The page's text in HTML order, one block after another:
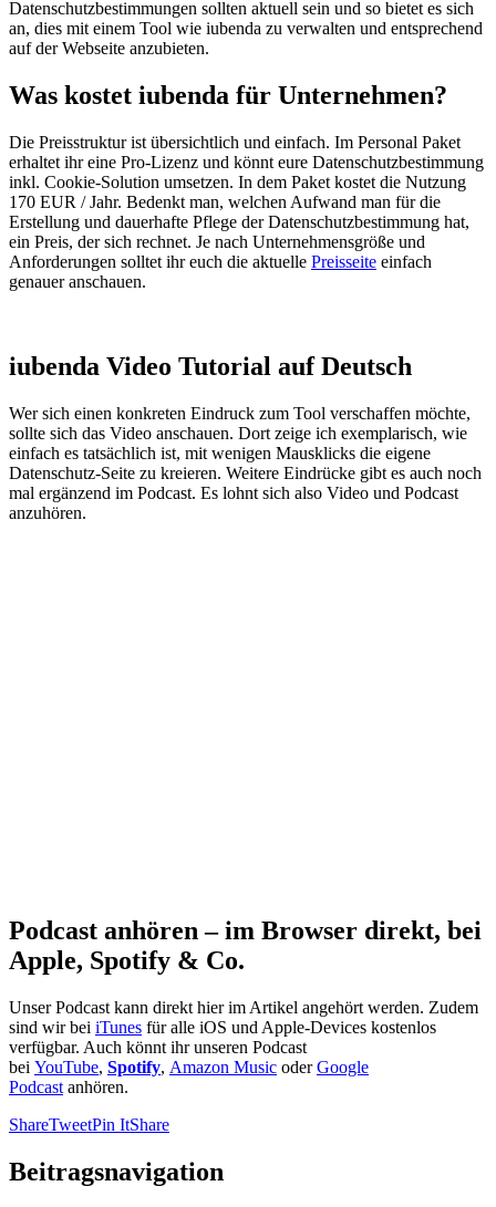
Datenschutzbestimmungen sollten aktuell sein und so bietet es sich
an, dies mit einem Tool wie iubenda zu verwalten und entsprechend
auf der Webseite anzubieten.
Was kostet iubenda für Unternehmen?
Die Preisstruktur ist übersichtlich und einfach. Im Personal Paket
erhaltet ihr eine Pro-Lizenz und könnt eure Datenschutzbestimmung
inkl. Cookie-Solution umsetzen. In dem Paket kostet die Nutzung
170 EUR / Jahr. Bedenkt man, welchen Aufwand man für die
Erstellung und dauerhafte Pflege der Datenschutzbestimmung hat,
ein Preis, der sich rechnet. Je nach Unternehmensgröße und
Anforderungen solltet ihr euch die aktuelle Preisseite einfach
genauer anschauen.
iubenda Video Tutorial auf Deutsch
Wer sich einen konkreten Eindruck zum Tool verschaffen möchte,
sollte sich das Video anschauen. Dort zeige ich exemplarisch, wie
einfach es tatsächlich ist, mit wenigen Mausklicks die eigene
Datenschutz-Seite zu kreieren. Weitere Eindrücke gibt es auch noch
mal ergänzend im Podcast. Es lohnt sich also Video und Podcast
anzuhören.
Podcast anhören – im Browser direkt, bei
Apple, Spotify & Co.
Unser Podcast kann direkt hier im Artikel angehört werden. Zudem
sind wir bei iTunes für alle iOS und Apple-Devices kostenlos
verfügbar. Auch könnt ihr unseren Podcast
bei YouTube, Spotify, Amazon Music oderGoogle
Podcast anhören.
ShareTweetPin ItShare
Beitragsnavigation